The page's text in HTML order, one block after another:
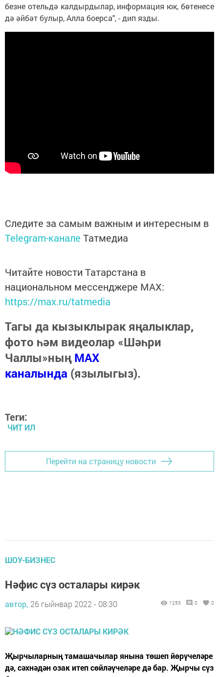
безне отельдә калдырдылар, информация юк, бөтенесе
дә әйбәт булыр, Алла боерса", - дип язды.
Следите за самым важным и интересным в
Telegram-канале Татмедиа
Читайте новости Татарстана в
национальном мессенджере MАХ:
https://max.ru/tatmedia
Тагы да кызыклырак яңалыклар,
фото һәм видеолар «Шәһри
Чаллы»ныңMAX
каналында (язылыгыз).
Теги:
ЧИТ ИЛ
Перейти на страницу новости
ШОУ-БИЗНЕС
Нәфис сүз осталары кирәк
автор, 26 гыйнвар 2022 - 08:30 1253 0 0
Җырчыларның тамашачылар янына төшеп йөрүчеләре
дә, сәхнәдән озак итеп сөйләүчеләре дә бар. Җырчы сүз